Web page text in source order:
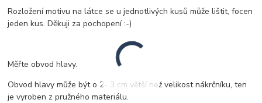
Rozložení motivu na látce se u jednotlivých kusů může lištit, focen
jeden kus. Děkuji za pochopení :-)
Měřte obvod hlavy.
Obvod hlavy může být o 2- 3 cm větší než velikost nákrčníku, ten
je vyroben z pružného materiálu.